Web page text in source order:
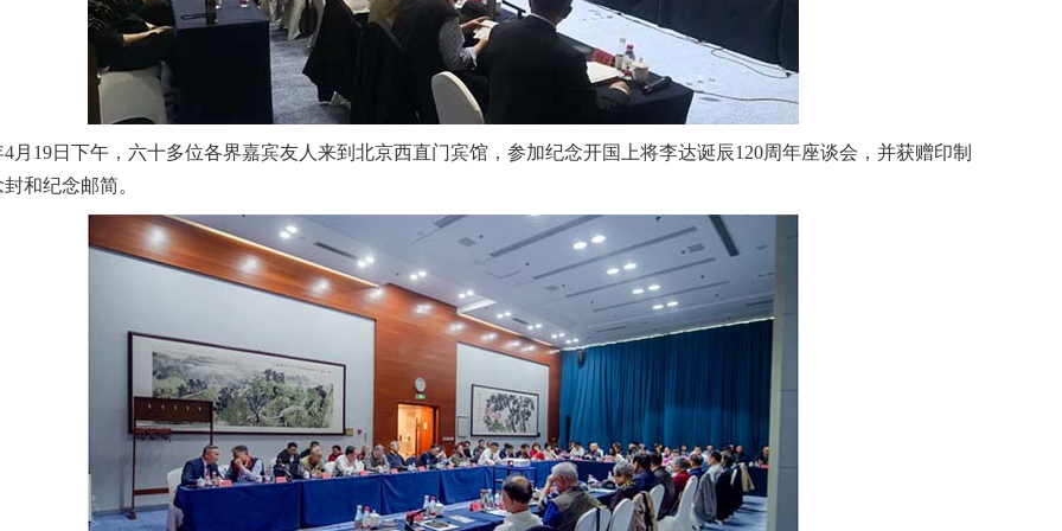
19日下午，六十多位各界嘉宾友人来到北京西直门宾馆，参加纪念开国上将李达诞辰120周年座谈会，并获赠印制
和纪念邮简。